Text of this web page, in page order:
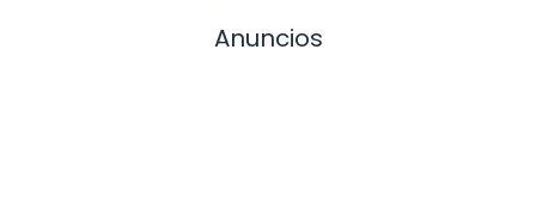
Anuncios